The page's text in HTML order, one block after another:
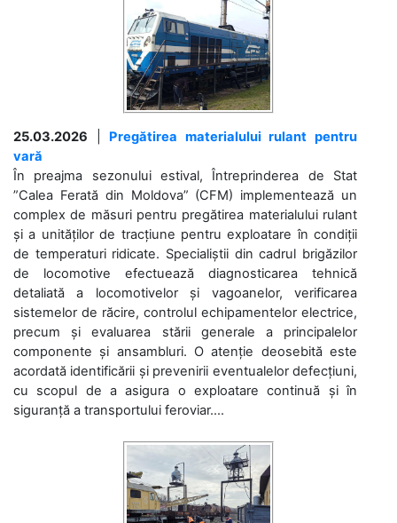
25.03.2026
Pregătirea materialului rulant pentru
vară
În preajma sezonului estival, Întreprinderea de Stat
”Calea Ferată din Moldova” (CFM) implementează un
complex de măsuri pentru pregătirea materialului rulant
și a unităților de tracțiune pentru exploatare în condiții
de temperaturi ridicate. Specialiștii din cadrul brigăzilor
de locomotive efectuează diagnosticarea tehnică
detaliată a locomotivelor și vagoanelor, verificarea
sistemelor de răcire, controlul echipamentelor electrice,
precum și evaluarea stării generale a principalelor
componente și ansambluri. O atenție deosebită este
acordată identificării și prevenirii eventualelor defecțiuni,
cu scopul de a asigura o exploatare continuă și în
siguranță a transportului feroviar....